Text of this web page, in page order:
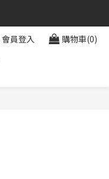
會員登入 購物車(0)